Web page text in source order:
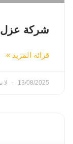
شركة عزل
قرائة المزيد »
13/08/2025 لا